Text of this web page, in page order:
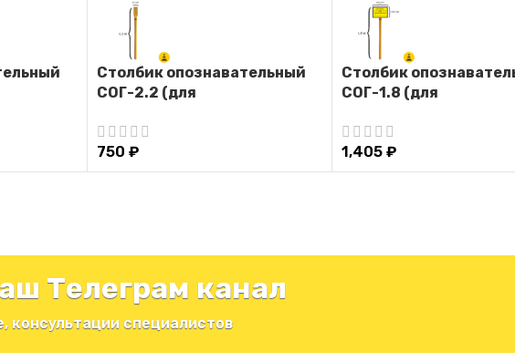
Столбик опознавательный
СОГ-2.2 (для
газопровода без таблички)
750 ₽
Столбик
СОГ-1.8 (для
газопровода с
1,405₽
Телеграм канал
консультации специалистов